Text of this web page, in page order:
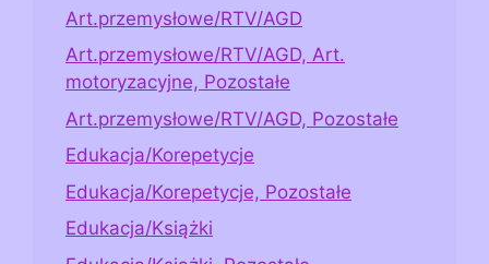
Art.przemysłowe/RTV/AGD
Art.przemysłowe/RTV/AGD, Art.
motoryzacyjne, Pozostałe
Art.przemysłowe/RTV/AGD, Pozostałe
Edukacja/Korepetycje
Edukacja/Korepetycje, Pozostałe
Edukacja/Książki